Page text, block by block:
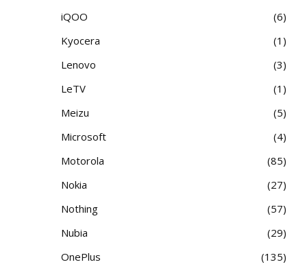
iQOO
6
Kyocera
1
Lenovo
3
LeTV
1
Meizu
5
Microsoft
4
Motorola
85
Nokia
27
Nothing
57
Nubia
29
OnePlus
135